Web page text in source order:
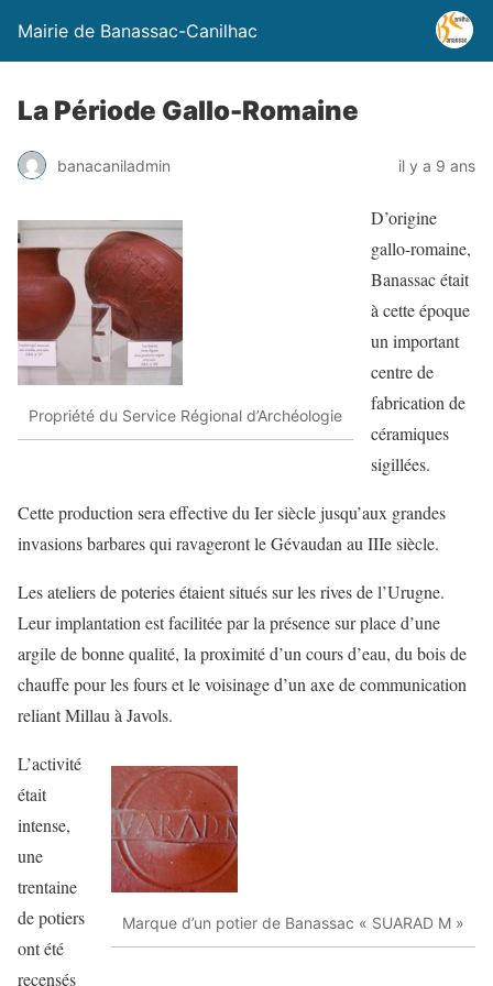
Mairie de Banassac-Canilhac
La Période Gallo-Romaine
banacaniladmin il y a 9 ans
Propriété du Service Régional d’Archéologie
D’origine
gallo-romaine,
Banassac était
à cette époque
un important
centre de
fabrication de
céramiques
sigillées.
Cette production sera effective du Ier siècle jusqu’aux grandes
invasions barbares qui ravageront le Gévaudan au IIIe siècle.
Les ateliers de poteries étaient situés sur les rives de l’Urugne.
Leur implantation est facilitée par la présence sur place d’une
argile de bonne qualité, la proximité d’un cours d’eau, du bois de
chauffe pour les fours et le voisinage d’un axe de communication
reliant Millau à Javols.
Marque d’un potier de Banassac « SUARAD M »
L’activité
était
intense,
une
trentaine
de potiers
ont été
recensés